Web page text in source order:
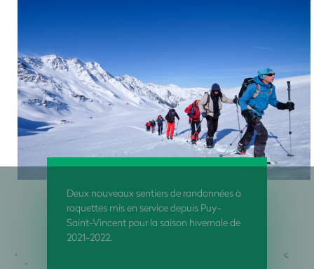
Deux nouveaux sentiers de randonnées à
raquettes mis en service depuis Puy-
Saint-Vincent pour la saison hivernale de
2021-2022.